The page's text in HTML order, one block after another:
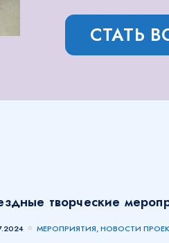
СТАТЬ
творческие
МЕРОПРИЯТИЯ, НОВОСТИ